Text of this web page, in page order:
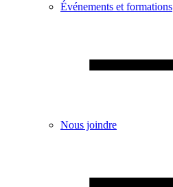
Événements et formations
Nous joindre